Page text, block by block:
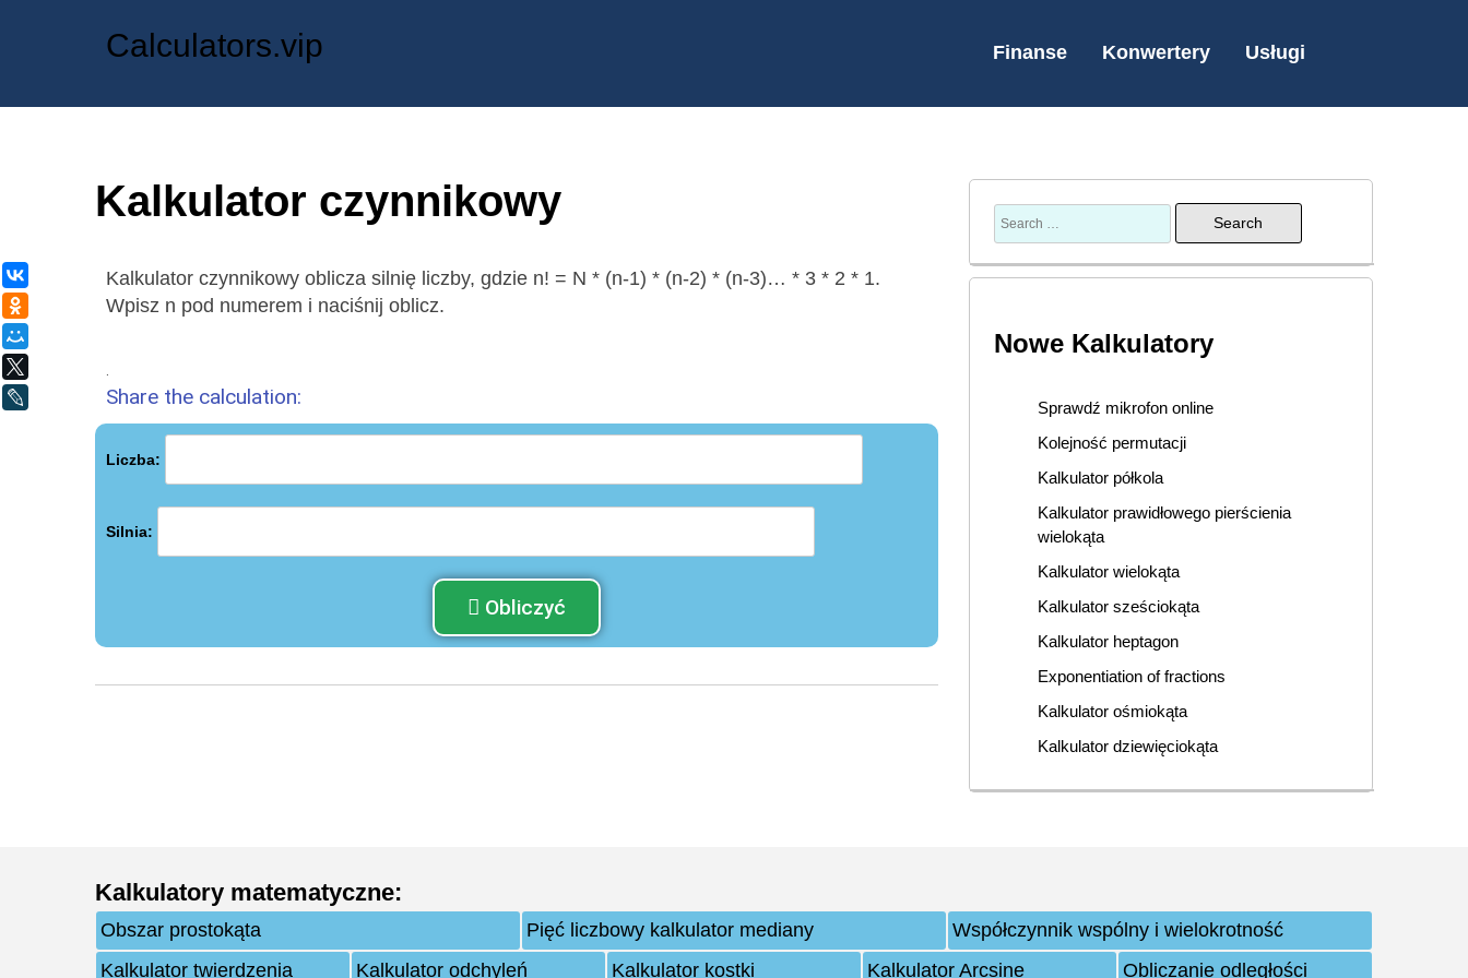
Calculators.vip Finanse Konwertery Usługi
Kalkulator czynnikowy
Kalkulator czynnikowy oblicza silnię liczby, gdzie n! = N * (n-1) * (n-2) * (n-3)… * 3 * 2 * 1.
Wpisz n pod numerem i naciśnij oblicz.
Share the calculation:
Liczba:
Silnia:
Obliczyć
Nowe Kalkulatory
Sprawdź mikrofon online
Kolejność permutacji
Kalkulator półkola
Kalkulator prawidłowego pierścienia
wielokąta
Kalkulator wielokąta
Kalkulator sześciokąta
Kalkulator heptagon
Exponentiation of fractions
Kalkulator ośmiokąta
Kalkulator dziewięciokąta
Kalkulatory matematyczne:
Obszar prostokąta Pięć liczbowy kalkulator mediany
Współczynnik wspólny i wielokrotność
Kalkulator twierdzenia
Kalkulator odchyleń Kalkulator kostki Kalkulator Arcsine Obliczanie odległości
ВКонтакте
Одноклассники
LiveJournal